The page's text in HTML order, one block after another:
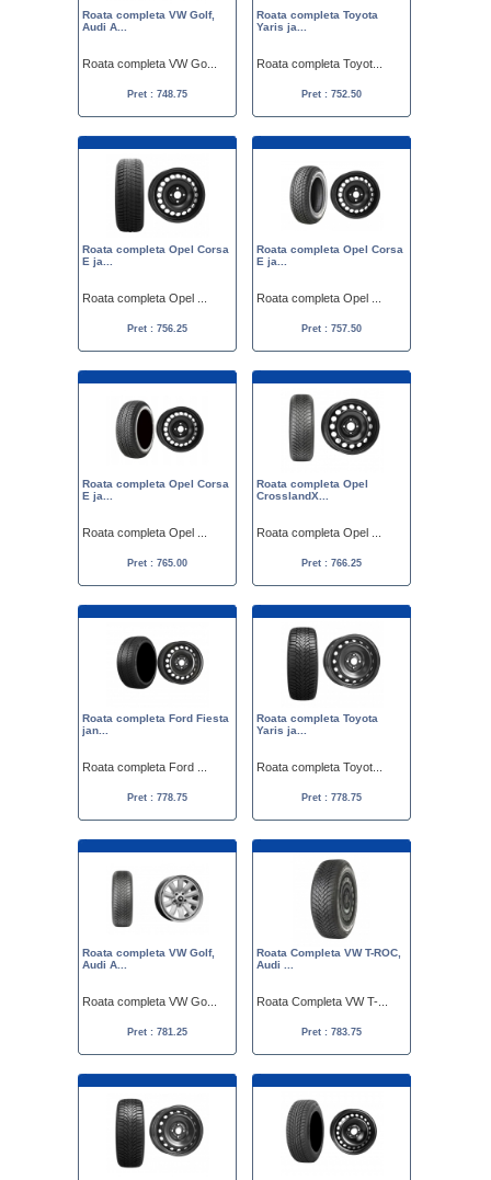
Roata completa VW Golf,
Audi A...
Roata completa VW Go...
Pret : 748.75
Roata completa Toyota
Yaris ja...
Roata completa Toyot...
Pret : 752.50
Roata completa Opel Corsa
E ja...
Roata completa Opel ...
Pret : 756.25
Roata completa Opel Corsa
E ja...
Roata completa Opel ...
Pret : 757.50
Roata completa Opel Corsa
E ja...
Roata completa Opel ...
Pret : 765.00
Roata completa Opel
CrosslandX...
Roata completa Opel ...
Pret : 766.25
Roata completa Ford Fiesta
jan...
Roata completa Ford ...
Pret : 778.75
Roata completa Toyota
Yaris ja...
Roata completa Toyot...
Pret : 778.75
Roata completa VW Golf,
Audi A...
Roata completa VW Go...
Pret : 781.25
Roata Completa VW T-ROC,
Audi ...
Roata Completa VW T-...
Pret : 783.75